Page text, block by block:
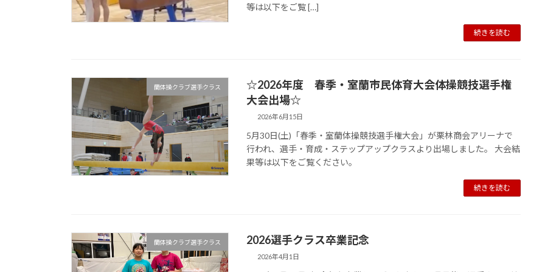
等は以下をご覧 […]
続きを読む
蘭体操クラブ選手クラス
☆2026年度 春季・室蘭市民体育大会体操競技選手権
大会出場☆
2026年6月15日
5月30日(土)「春季・室蘭体操競技選手権大会」が栗林商会アリーナで
行われ、選手・育成・ステップアップクラスより出場しました。 大会結
果等は以下をご覧ください。
続きを読む
蘭体操クラブ選手クラス 2026選手クラス卒業記念
2026年4月1日